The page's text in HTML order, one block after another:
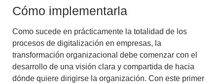
Cómo implementarla
Como sucede en prácticamente la totalidad de los
procesos de digitalización en empresas, la
transformación organizacional debe comenzar con el
desarrollo de una visión clara y compartida de hacia
dónde quiere dirigirse la organización. Con este primer